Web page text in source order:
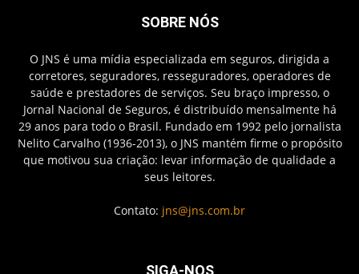
SOBRE NÓS
O JNS é uma mídia especializada em seguros, dirigida a
corretores, seguradores, resseguradores, operadores de
saúde e prestadores de serviços. Seu braço impresso, o
Jornal Nacional de Seguros, é distribuído mensalmente há
29 anos para todo o Brasil. Fundado em 1992 pelo jornalista
Nelito Carvalho (1936-2013), o JNS mantém firme o propósito
que motivou sua criação: levar informação de qualidade a
seus leitores.
Contato: jns@jns.com.br
SIGA-NOS